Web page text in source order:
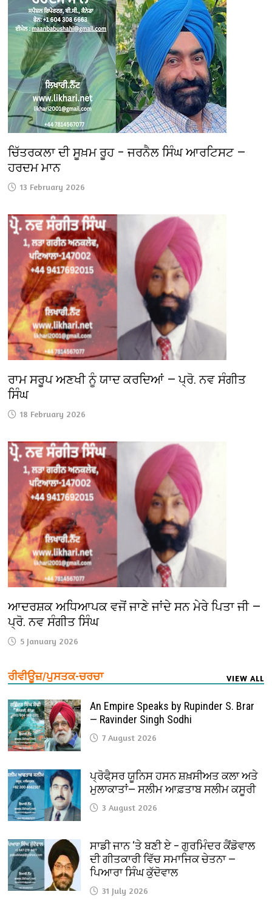
ਚਿੱਤਰਕਲਾ ਦੀ ਸੂਖ਼ਮ ਰੂਹ – ਜਰਨੈਲ ਸਿੰਘ ਆਰਟਿਸਟ —
ਹਰਦਮ ਮਾਨ
13 February 2026
ਰਾਮ ਸਰੂਪ ਅਣਖੀ ਨੂੰ ਯਾਦ ਕਰਦਿਆਂ — ਪ੍ਰੋ. ਨਵ ਸੰਗੀਤ
ਸਿੰਘ
18 February 2026
ਆਦਰਸ਼ਕ ਅਧਿਆਪਕ ਵਜੋਂ ਜਾਣੇ ਜਾਂਦੇ ਸਨ ਮੇਰੇ ਪਿਤਾ ਜੀ —
ਪ੍ਰੋ. ਨਵ ਸੰਗੀਤ ਸਿੰਘ
5 January 2026
ਰੀਵੀਊਜ਼/ਪੁਸਤਕ-ਚਰਚਾ VIEW ALL
An Empire Speaks by Rupinder S. Brar
— Ravinder Singh Sodhi
7 August 2026
ਪ੍ਰੋਫੈ਼ਸਰ ਯੂਨਿਸ ਹਸਨ ਸ਼ਖ਼ਸੀਅਤ ਕਲਾ ਅਤੇ
ਮੁਲਾਕਾਤਾਂ— ਸਲੀਮ ਆਫ਼ਤਾਬ ਸਲੀਮ ਕਸੂਰੀ
3 August 2026
ਸਾਡੀ ਜਾਨ ‘ਤੇ ਬਣੀ ਏ – ਗੁਰਮਿੰਦਰ ਕੈਂਡੋਵਾਲ
ਦੀ ਗੀਤਕਾਰੀ ਵਿੱਚ ਸਮਾਜਿਕ ਚੇਤਨਾ —
ਪਿਆਰਾ ਸਿੰਘ ਕੁੱਦੋਵਾਲ
31 July 2026